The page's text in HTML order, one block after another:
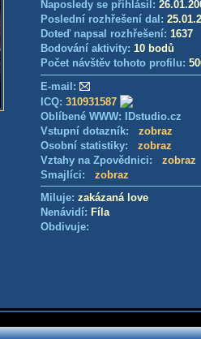
Naposledy se přihlásil:
Poslední rozhřešení dal:
Doteď napsal rozhřešení: 1637
Bodování aktivity: 10 bodů
Počet návštěv tohoto profilu:
E-mail:
ICQ: 310931587
Oblíbené WWW: IDstudio.cz
Vstupní dotazník: zobraz
Osobní statistiky: zobraz
Vztahy na Zpovědnici: zobraz
Smajlíci: zobraz
Miluje: zakázaná love
Nenávidí: Fíla
Obdivuje: